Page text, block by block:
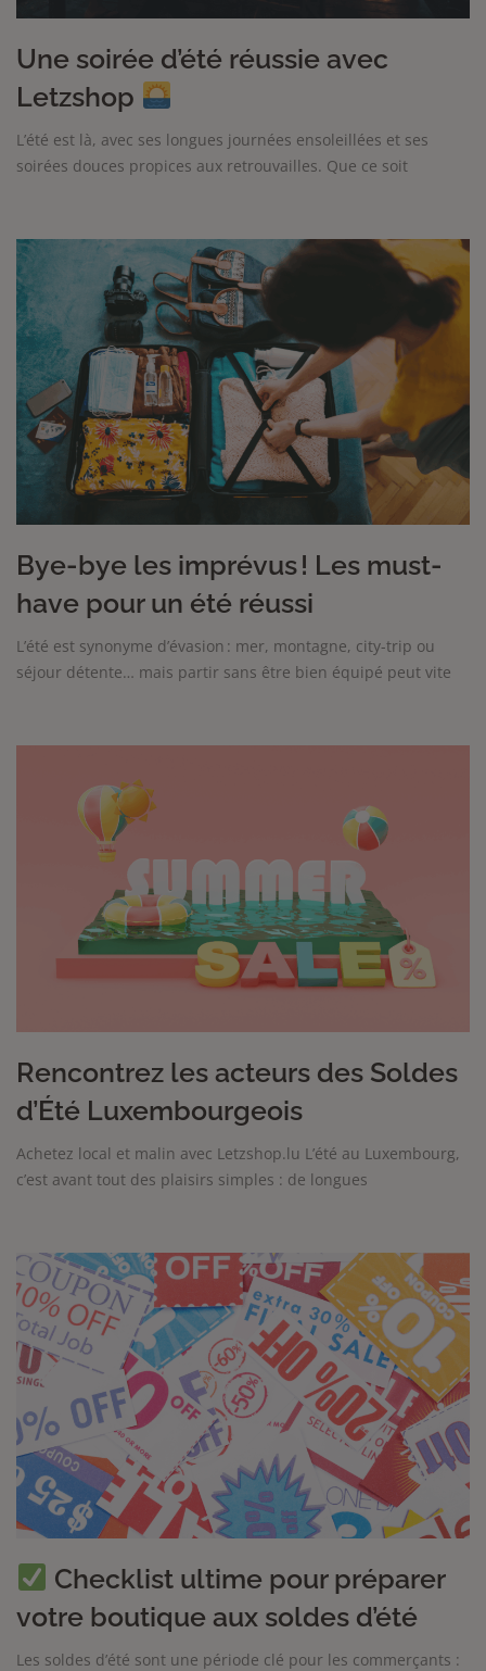
Une soirée d’été réussie avec
Letzshop
L’été est là, avec ses longues journées ensoleillées et ses
soirées douces propices aux retrouvailles. Que ce soit
Bye-bye les imprévus ! Les must-
have pour un été réussi
L’été est synonyme d’évasion : mer, montagne, city-trip ou
séjour détente… mais partir sans être bien équipé peut vite
Rencontrez les acteurs des Soldes
d’Été Luxembourgeois
Achetez local et malin avec Letzshop.lu L’été au Luxembourg,
c’est avant tout des plaisirs simples : de longues
Checklist ultime pour préparer
votre boutique aux soldes d’été
Les soldes d’été sont une période clé pour les commerçants :